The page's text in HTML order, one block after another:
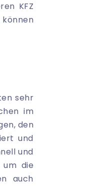
KFZ
können
sehr
im
den
und
und
um die
auch